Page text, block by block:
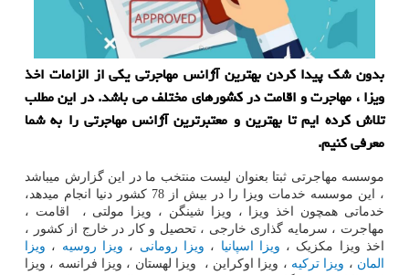
بدون شک پیدا کردن بهترین آژانس مهاجرتی یکی از الزامات اخذ
ویزا ، مهاجرت و اقامت در کشورهای مختلف می باشد. در این مطلب
تلاش کرده ایم تا بهترین و معتبرترین آژانس مهاجرتی را به شما
معرفی کنیم.
موسسه مهاجرتی ثبتا بعنوان لیست منتخب ما در این گزارش میباشد
، این موسسه خدمات ویزا را در بیش از 78 کشور دنیا انجام میدهد،
خدماتی همچون اخذ ویزا ، ویزا شینگن ، ویزا مولتی ، اقامت ،
مهاجرت ، سرمایه گذاری خارجی ، تحصیل و کار در خارج از کشور ،
اخذ ویزا مکزیک ، ویزا اسپانیا ، ویزا رومانی ، ویزا روسیه ، ویزا
المان ، ویزا ترکیه ، ویزا اوکراین ، ویزا لهستان ، ویزا فرانسه ، ویزا